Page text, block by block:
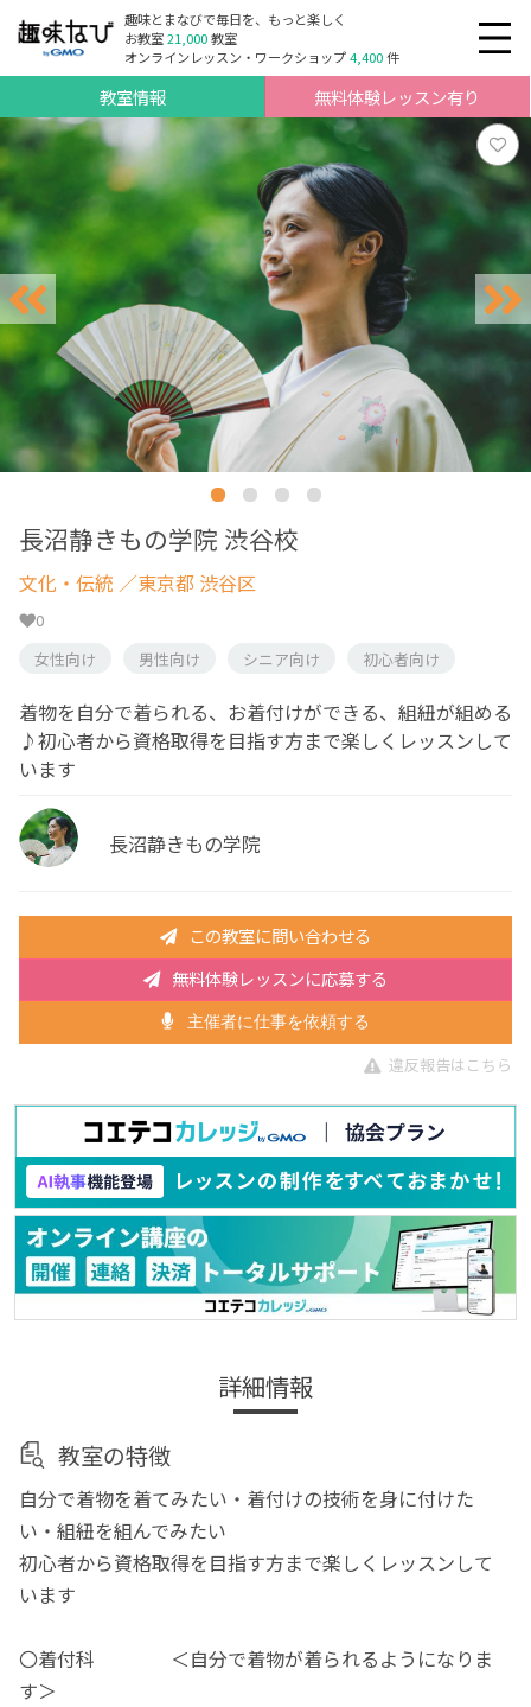
趣味とまなびで毎日を、もっと楽しく
お教室21,000教室
オンラインレッスン・ワークショップ4,400件
教室情報 無料体験レッスン有り
長沼静きもの学院 渋谷校
文化・伝統 ／東京都 渋谷区
0
女性向け
男性向け シニア向け 初心者向け
着物を自分で着られる、お着付けができる、組紐が組める
♪初心者から資格取得を目指す方まで楽しくレッスンして
います
長沼静きもの学院
この教室に問い合わせる
無料体験レッスンに応募する
主催者に仕事を依頼する
違反報告はこちら
詳細情報
教室の特徴
自分で着物を着てみたい・着付けの技術を身に付けた
い・組紐を組んでみたい
初心者から資格取得を目指す方まで楽しくレッスンして
います
〇着付科 ＜自分で着物が着られるようになりま
す＞